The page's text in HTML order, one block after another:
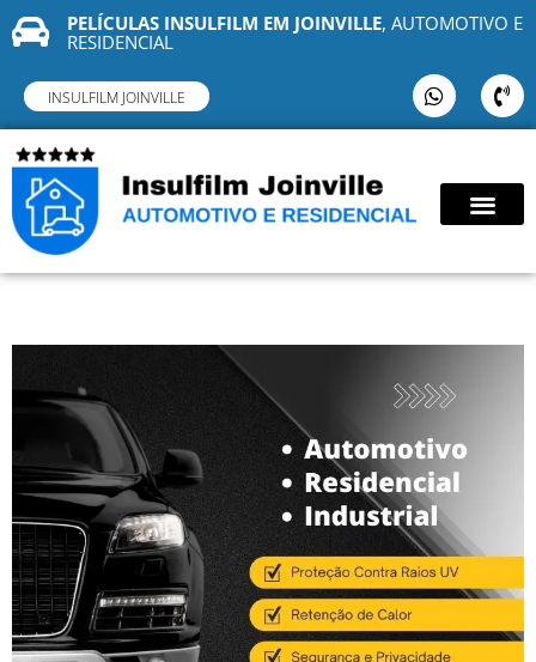
PELÍCULAS INSULFILM EM JOINVILLE, AUTOMOTIVO E
RESIDENCIAL
INSULFILM JOINVILLE